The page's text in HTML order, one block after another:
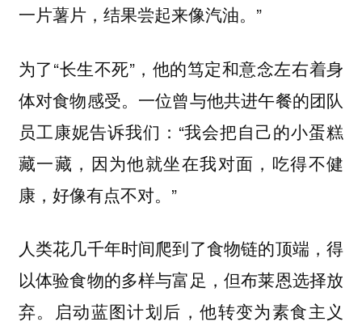
一片薯片，结果尝起来像汽油。”
为了“长生不死”，他的笃定和意念左右着身
体对食物感受。一位曾与他共进午餐的团队
员工康妮告诉我们：“我会把自己的小蛋糕
藏一藏，因为他就坐在我对面，吃得不健
康，好像有点不对。”
人类花几千年时间爬到了食物链的顶端，得
以体验食物的多样与富足，但布莱恩选择放
弃。启动蓝图计划后，他转变为素食主义